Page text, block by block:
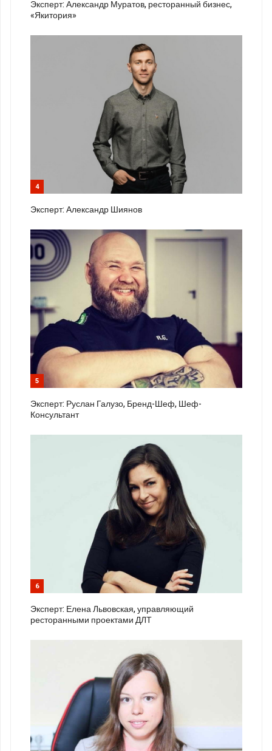
Эксперт: Александр Муратов, ресторанный бизнес,
«Якитория»
4
Эксперт: Александр Шиянов
5
Эксперт: Руслан Галузо, Бренд-Шеф, Шеф-
Консультант
6
Эксперт: Елена Львовская, управляющий
ресторанными проектами ДЛТ